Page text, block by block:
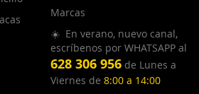
Marcas
☀️ En verano, nuevo canal,
escríbenos por WHATSAPP al
628 306 956 de Lunes a
Viernes de 8:00 a 14:00